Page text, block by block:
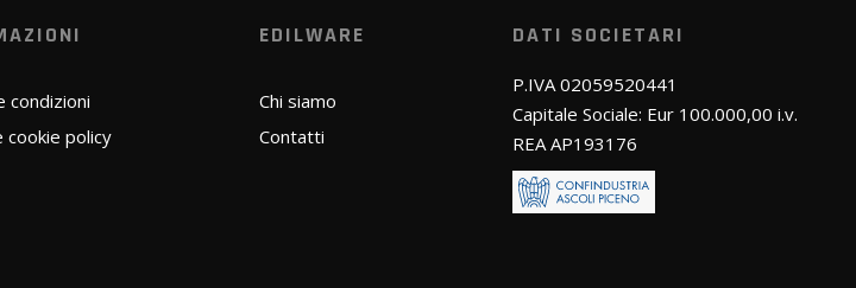
condizioni
cookie policy
EDILWARE
Chi siamo
Contatti
DATI SOCIETARI
P.IVA 02059520441
Capitale Sociale: Eur 100.000,00 i.v.
REA AP193176